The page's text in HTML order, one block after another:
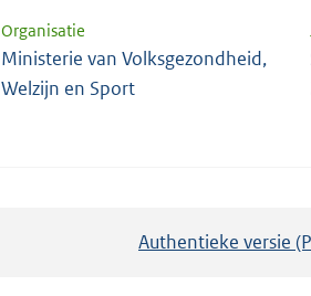
Organisatie
Ministerie van Volksgezondheid,
Welzijn en Sport
Authentieke versie